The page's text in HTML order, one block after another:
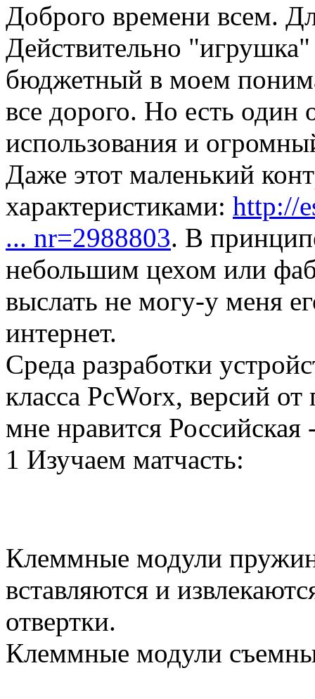
Доброго времени всем.
Действительно
бюджетный в моем
все дорого. Но есть один
использования и
Даже этот маленький
характеристиками: http://
... nr=2988803. В
небольшим цехом или
выслать не могу-у меня
интернет.
Среда разработки
класса PcWorx, версий
мне нравится Российская
1 Изучаем матчасть:
Клеммные модули
вставляются и
отвертки.
Клеммные модули